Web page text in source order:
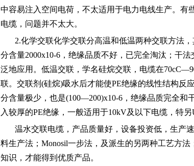
中容易注入空间电荷，不太适用于电力电线生产。
电缆，问题并不太大。
2.化学交联化学交联分高温和低温两种交联方法
分含量2000x10-6，绝缘品质不好，已完全淘汰；干
泛地应用。低温交联，学名硅烷交联，电缆在
联。交联剂(硅烷)吸水后才能使PE绝缘的线性结构反
分含量极少，也是(100—200)x10-6，绝缘品质完全
入较厚的PE绝缘，一般适用于10kV及以下电缆，特另
温水交联电缆，产品质量好，设备投资低，生产
料生产法；Monosil一步法，及派生的另两种工艺方
知识，才能得到优质产品。